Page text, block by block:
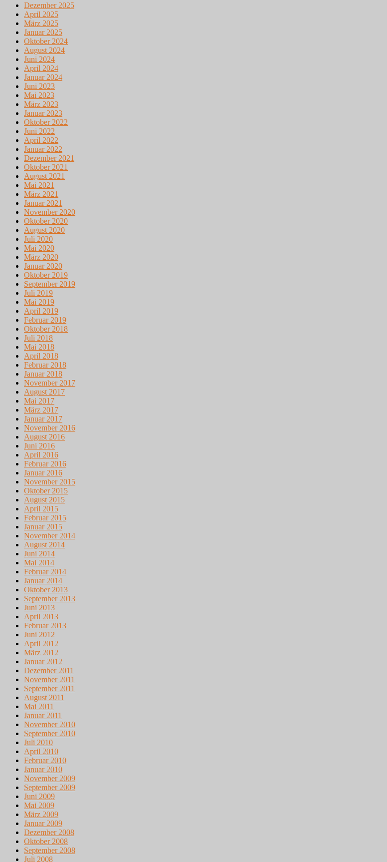
Dezember 2025
April 2025
März 2025
Januar 2025
Oktober 2024
August 2024
Juni 2024
April 2024
Januar 2024
Juni 2023
Mai 2023
März 2023
Januar 2023
Oktober 2022
Juni 2022
April 2022
Januar 2022
Dezember 2021
Oktober 2021
August 2021
Mai 2021
März 2021
Januar 2021
November 2020
Oktober 2020
August 2020
Juli 2020
Mai 2020
März 2020
Januar 2020
Oktober 2019
September 2019
Juli 2019
Mai 2019
April 2019
Februar 2019
Oktober 2018
Juli 2018
Mai 2018
April 2018
Februar 2018
Januar 2018
November 2017
August 2017
Mai 2017
März 2017
Januar 2017
November 2016
August 2016
Juni 2016
April 2016
Februar 2016
Januar 2016
November 2015
Oktober 2015
August 2015
April 2015
Februar 2015
Januar 2015
November 2014
August 2014
Juni 2014
Mai 2014
Februar 2014
Januar 2014
Oktober 2013
September 2013
Juni 2013
April 2013
Februar 2013
Juni 2012
April 2012
März 2012
Januar 2012
Dezember 2011
November 2011
September 2011
August 2011
Mai 2011
Januar 2011
November 2010
September 2010
Juli 2010
April 2010
Februar 2010
Januar 2010
November 2009
September 2009
Juni 2009
Mai 2009
März 2009
Januar 2009
Dezember 2008
Oktober 2008
September 2008
Juli 2008